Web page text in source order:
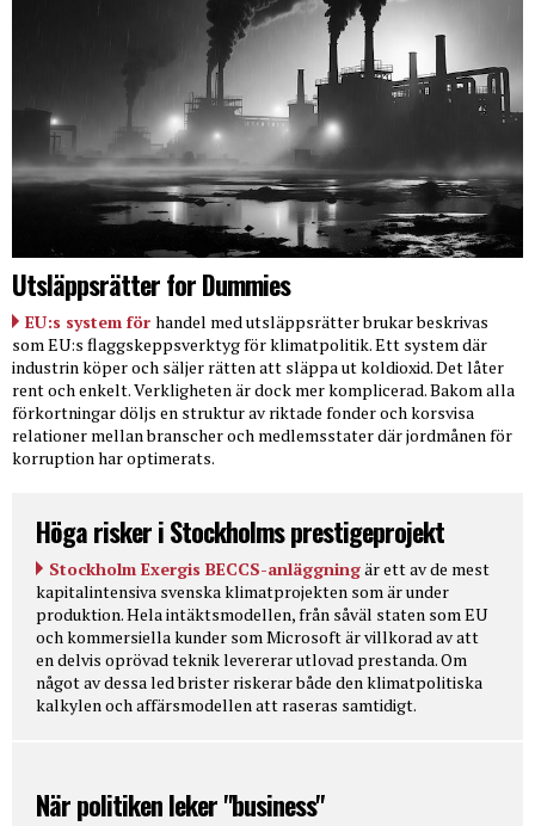
Utsläppsrätter for Dummies
EU:s system för handel med utsläppsrätter brukar beskrivas
som EU:s flaggskeppsverktyg för klimatpolitik. Ett system där
industrin köper och säljer rätten att släppa ut koldioxid. Det låter
rent och enkelt. Verkligheten är dock mer komplicerad. Bakom alla
förkortningar döljs en struktur av riktade fonder och korsvisa
relationer mellan branscher och medlemsstater där jordmånen för
korruption har optimerats.
Höga risker i Stockholms prestigeprojekt
Stockholm Exergis BECCS-anläggningär ett av de mest
kapitalintensiva svenska klimatprojekten som är under
produktion. Hela intäktsmodellen, från såväl staten som EU
och kommersiella kunder som Microsoft är villkorad av att
en delvis oprövad teknik levererar utlovad prestanda. Om
något av dessa led brister riskerar både den klimatpolitiska
kalkylen och affärsmodellen att raseras samtidigt.
När politiken leker "business"